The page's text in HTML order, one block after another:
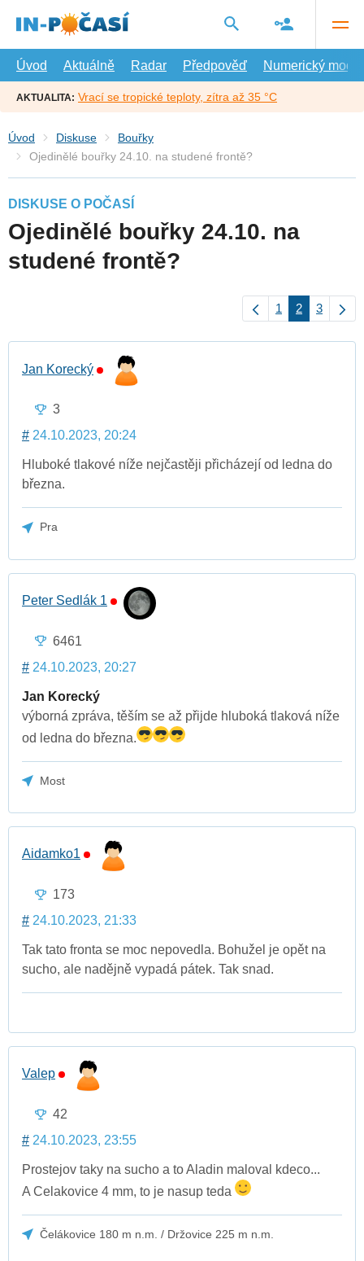
hlavní
Úvod
Aktuálně Radar Předpověď Numerický model
AKTUALITA: Vrací se tropické teploty, zítra až 35 °C
Úvod Diskuse
Bouřky
Ojedinělé bouřky 24.10. na studené frontě?
DISKUSE O POČASÍ
Ojedinělé bouřky 24.10. na
studené frontě?
1 2 3
Jan Korecký
3
# 24.10.2023, 20:24
Hluboké tlakové níže nejčastěji přicházejí od ledna do
března.
Pra
Peter Sedlák 1
6461
# 24.10.2023, 20:27
Jan Korecký
výborná zpráva, těším se až přijde hluboká tlaková níže
od ledna do března.
Most
Aidamko1
173
# 24.10.2023, 21:33
Tak tato fronta se moc nepovedla. Bohužel je opět na
sucho, ale nadějně vypadá pátek. Tak snad.
Valep
42
# 24.10.2023, 23:55
Prostejov taky na sucho a to Aladin maloval kdeco...
A Celakovice 4 mm, to je nasup teda
Čelákovice 180 m n.m. / Držovice 225 m n.m.